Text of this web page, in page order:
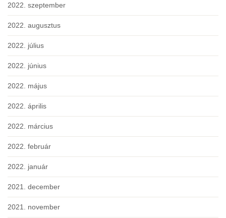
2022. szeptember
2022. augusztus
2022. július
2022. június
2022. május
2022. április
2022. március
2022. február
2022. január
2021. december
2021. november